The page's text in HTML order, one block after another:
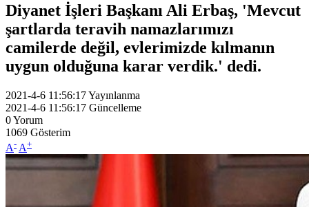
Diyanet İşleri Başkanı Ali Erbaş, 'Mevcut
şartlarda teravih namazlarımızı
camilerde değil, evlerimizde kılmanın
uygun olduğuna karar verdik.' dedi.
2021-4-6 11:56:17Yayınlanma
2021-4-6 11:56:17 Güncelleme
0Yorum
1069 Gösterim
A- A+